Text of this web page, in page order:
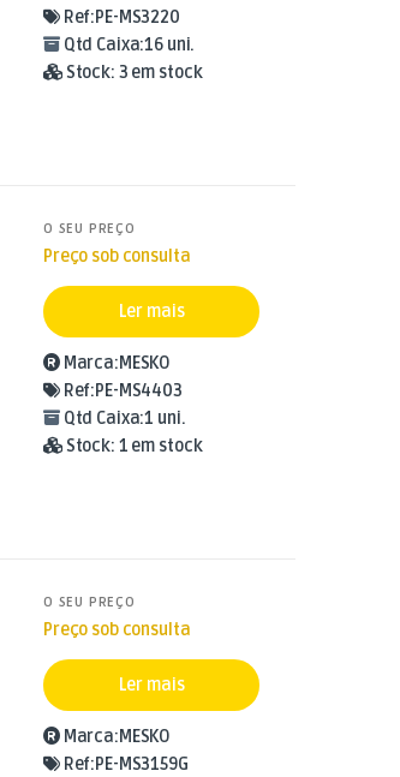
Ref:PE-MS3220
Qtd Caixa:16 uni.
Stock: 3 em stock
O SEU PREÇO
Preço sob consulta
Ler mais
Marca:MESKO
Ref:PE-MS4403
Qtd Caixa:1 uni.
Stock: 1 em stock
O SEU PREÇO
Preço sob consulta
Ler mais
Marca:MESKO
Ref:PE-MS3159G